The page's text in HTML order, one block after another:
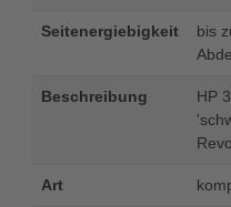
Seitenergiebigkeit
bis
Beschreibung
HP
Art